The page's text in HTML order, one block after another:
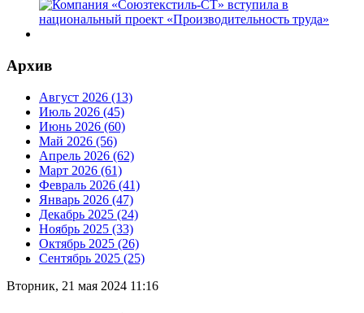
Архив
Август 2026 (13)
Июль 2026 (45)
Июнь 2026 (60)
Май 2026 (56)
Апрель 2026 (62)
Март 2026 (61)
Февраль 2026 (41)
Январь 2026 (47)
Декабрь 2025 (24)
Ноябрь 2025 (33)
Октябрь 2025 (26)
Сентябрь 2025 (25)
Вторник, 21 мая 2024 11:16